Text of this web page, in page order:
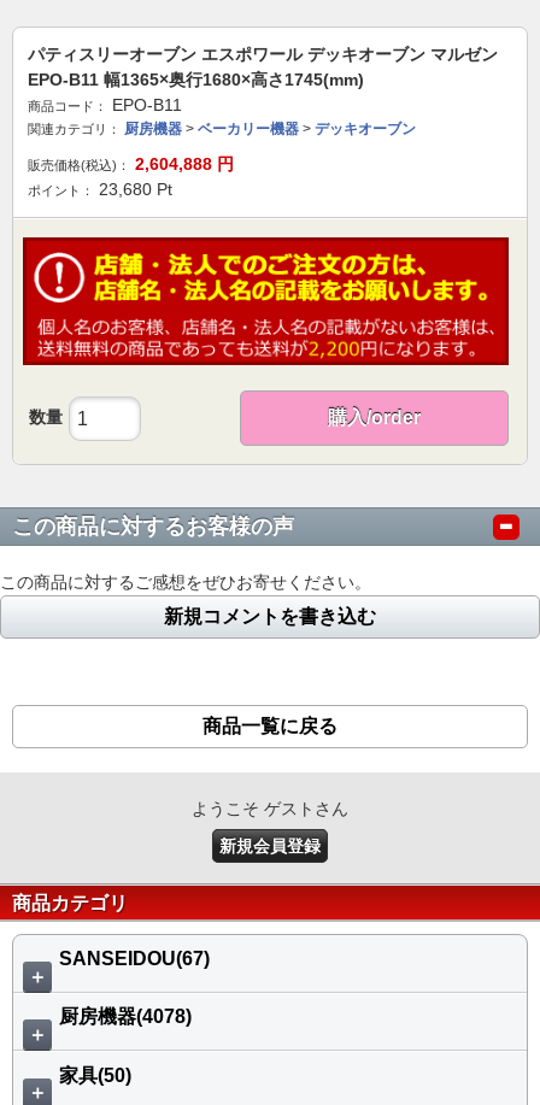
パティスリーオーブン エスポワール デッキオーブン マルゼン
EPO-B11 幅1365×奥行1680×高さ1745(mm)
商品コード： EPO-B11
関連カテゴリ： 厨房機器 > ベーカリー機器 > デッキオーブン
販売価格(税込)： 2,604,888 円
ポイント： 23,680 Pt
数量 購入/order
この商品に対するお客様の声
この商品に対するご感想をぜひお寄せください。
新規コメントを書き込む
商品一覧に戻る
ようこそ ゲストさん
新規会員登録
商品カテゴリ
＋
SANSEIDOU(67)
＋
厨房機器(4078)
＋
家具(50)